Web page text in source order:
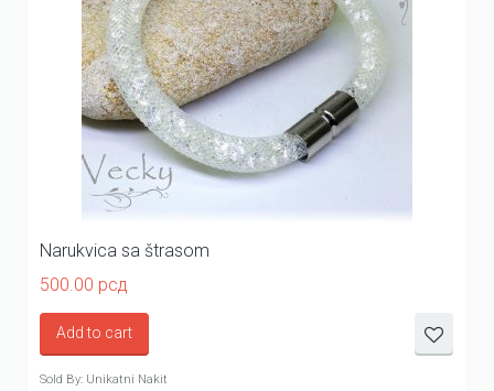
Narukvica sa štrasom
500.00 рсд
Add to cart
Sold By: Unikatni Nakit